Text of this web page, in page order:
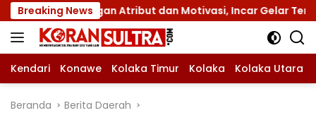
Langsung
ke
konten
Breaking News
dengan Atribut dan Motivasi, Incar Gelar Terbaik di Sultra
Kendari Konawe Kolaka Timur Kolaka Kolaka Utara
Beranda Berita Daerah